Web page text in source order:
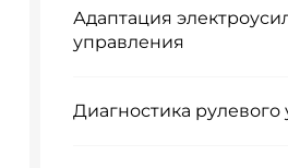
Адаптация
управления
Диагностика рулевого